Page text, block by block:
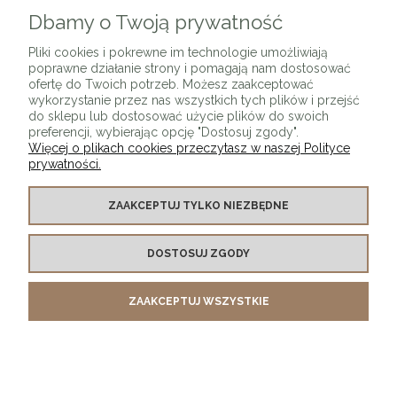
Kubełkowe krzesło Gin designerskie krzesło +
1 850,00 zł
Dbamy o Twoją prywatność
Pliki cookies i pokrewne im technologie umożliwiają
poprawne działanie strony i pomagają nam dostosować
ofertę do Twoich potrzeb. Możesz zaakceptować
wykorzystanie przez nas wszystkich tych plików i przejść
do sklepu lub dostosować użycie plików do swoich
preferencji, wybierając opcję "Dostosuj zgody".
Więcej o plikach cookies przeczytasz w naszej Polityce
prywatności.
ZAAKCEPTUJ TYLKO NIEZBĘDNE
DOSTOSUJ ZGODY
ZAAKCEPTUJ WSZYSTKIE